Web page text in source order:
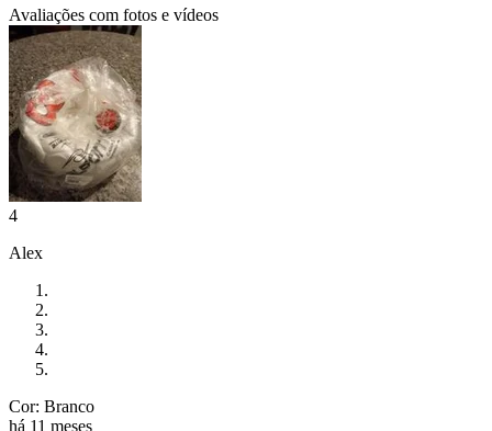
Avaliações com fotos e vídeos
4
Alex
Cor: Branco
há 11 meses